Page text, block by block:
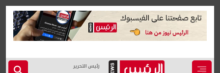
رئيس التحرير